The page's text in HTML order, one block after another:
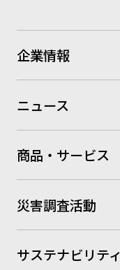
企業情報
ニュース
商品・サービス
災害調査活動
サステナビリティ